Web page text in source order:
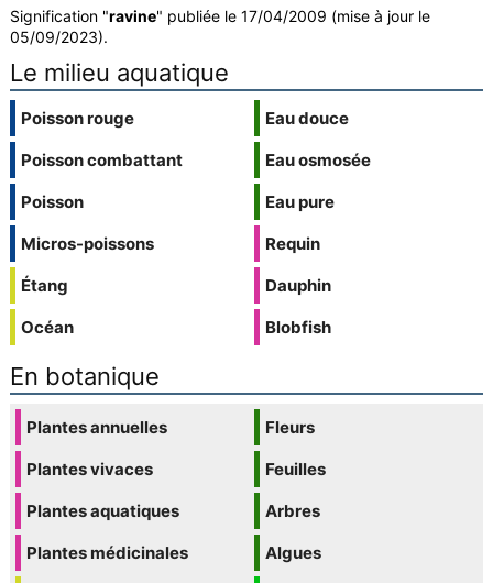
Signification "ravine" publiée le 17/04/2009 (mise à jour le
05/09/2023).
Le milieu aquatique
Poisson rouge
Poisson combattant
Poisson
Micros-poissons
Étang
Océan
Eau douce
Eau osmosée
Eau pure
Requin
Dauphin
Blobfish
En botanique
Plantes annuelles
Plantes vivaces
Plantes aquatiques
Plantes médicinales
Fleurs
Feuilles
Arbres
Algues